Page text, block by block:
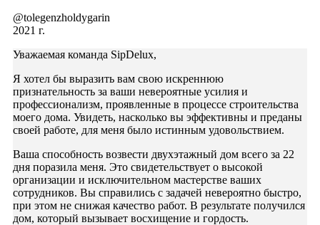
@tolegenzholdygarin
2021 г.
Уважаемая команда SipDelux,
Я хотел бы выразить вам свою искреннюю
признательность за ваши невероятные усилия и
профессионализм, проявленные в процессе строительства
моего дома. Увидеть, насколько вы эффективны и преданы
своей работе, для меня было истинным удовольствием.
Ваша способность возвести двухэтажный дом всего за 22
дня поразила меня. Это свидетельствует о высокой
организации и исключительном мастерстве ваших
сотрудников. Вы справились с задачей невероятно быстро,
при этом не снижая качество работ. В результате получился
дом, который вызывает восхищение и гордость.